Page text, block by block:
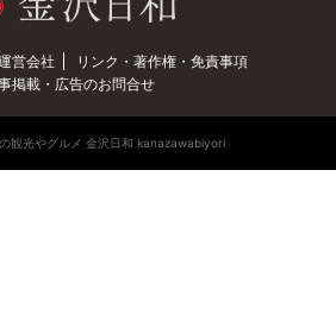
営会社
リンク・著作権・免責事項
掲載・広告のお問合せ
観光やグルメ 金沢日和 kanazawabiyori